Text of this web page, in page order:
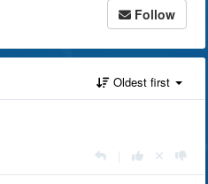
Follow
Oldest first